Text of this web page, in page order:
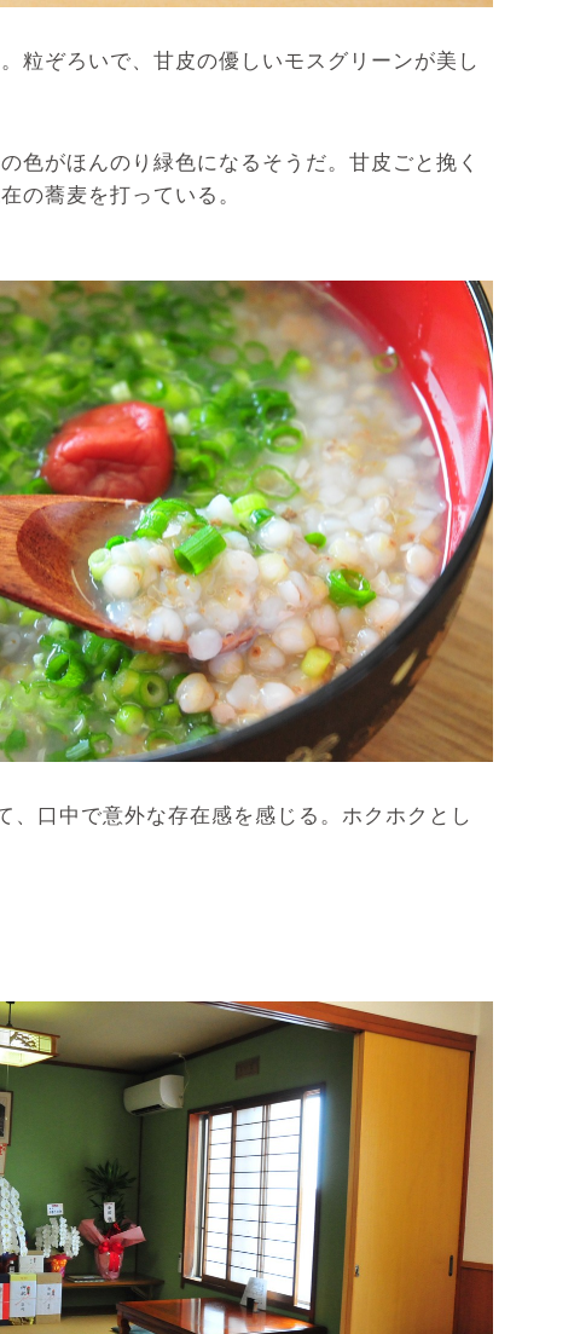
粒ぞろいで、甘皮の優しいモスグリーンが美し
がほんのり緑色になるそうだ。甘皮ごと挽く
の蕎麦を打っている。
口中で意外な存在感を感じる。ホクホクとし